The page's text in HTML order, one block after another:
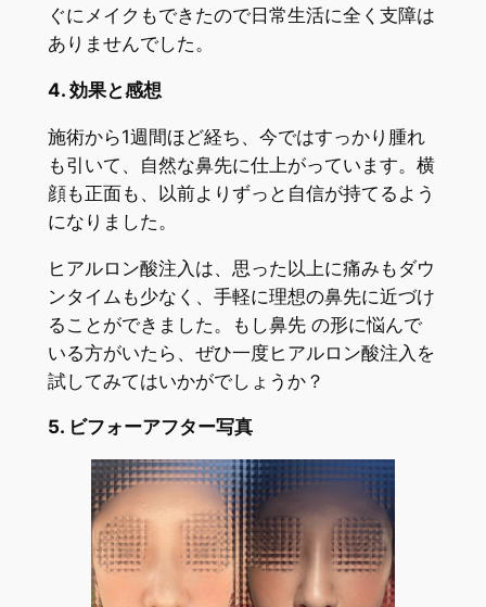
ぐにメイクもできたので日常生活に全く支障は
ありませんでした。
4. 効果と感想
施術から1週間ほど経ち、今ではすっかり腫れ
も引いて、自然な鼻先に仕上がっています。横
顔も正面も、以前よりずっと自信が持てるよう
になりました。
ヒアルロン酸注入は、思った以上に痛みもダウ
ンタイムも少なく、手軽に理想の鼻先に近づけ
ることができました。もし鼻先 の形に悩んで
いる方がいたら、ぜひ一度ヒアルロン酸注入を
試してみてはいかがでしょうか？
5. ビフォーアフター写真